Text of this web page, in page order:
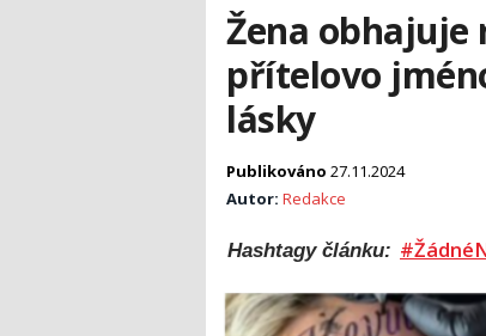
Žena
přítelovo
lásky
Publikováno 27.11.2024
Autor: Redakce
Hashtagy článku: